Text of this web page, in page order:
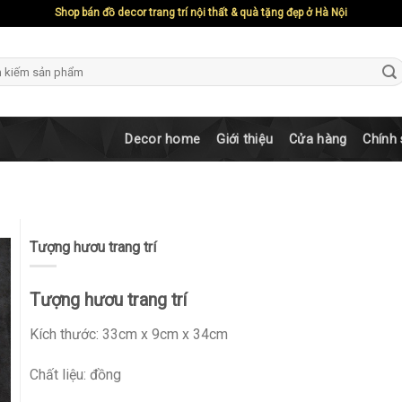
Shop bán đồ decor trang trí nội thất & quà tặng đẹp ở Hà Nội
Decor home Giới thiệu Cửa hàng Chính
Tượng hươu trang trí
Tượng hươu trang trí
Kích thước: 33cm x 9cm x 34cm
Chất liệu: đồng